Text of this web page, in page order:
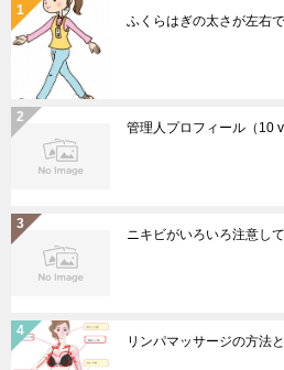
ふくらはぎの太さが左右
管理人プロフィール （10
ニキビがいろいろ注意し
リンパマッサージの方法